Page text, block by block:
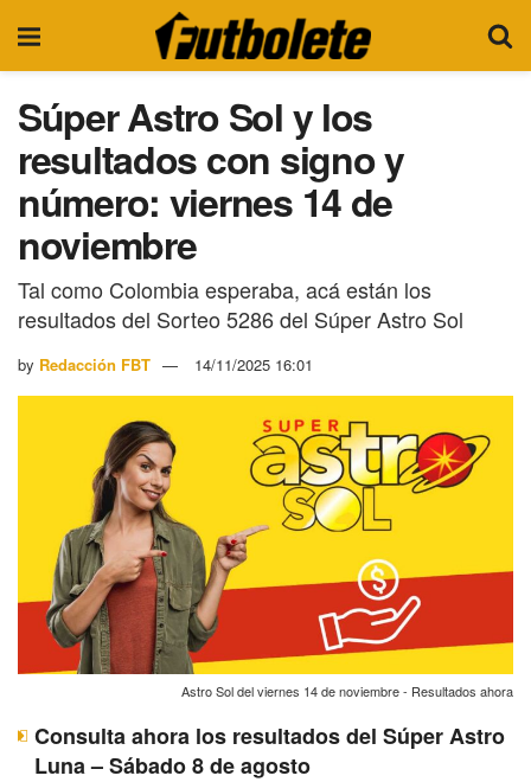
Súper Astro Sol y los
resultados con signo y
número: viernes 14 de
noviembre
Tal como Colombia esperaba, acá están los
resultados del Sorteo 5286 del Súper Astro Sol
by Redacción FBT 14/11/2025 16:01
Astro Sol del viernes 14 de noviembre - Resultados ahora
Consulta ahora los resultados del Súper Astro
Luna – Sábado 8 de agosto